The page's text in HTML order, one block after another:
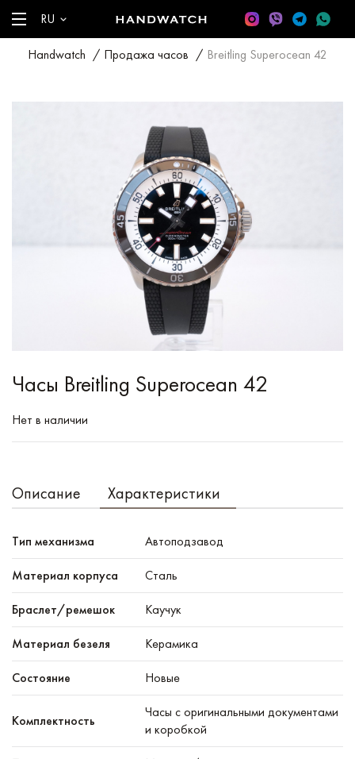
RU
Handwatch / Продажа часов / Breitling Superocean 42
Часы Breitling Superocean 42
Нет в наличии
Описание Характеристики
Тип механизма Автоподзавод
Материал корпуса Сталь
Браслет/ремешок Каучук
Материал безеля Керамика
Состояние Новые
Комплектность
Часы с оригинальными документами
и коробкой